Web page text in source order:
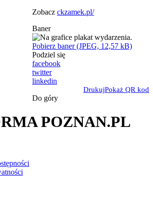
Zobacz ckzamek.pl/
Baner
Pobierz baner (JPEG, 12,57 kB)
Podziel się
facebook
twitter
linkedin
DrukujPokaż QR kod
Do góry
POZNAN.PL